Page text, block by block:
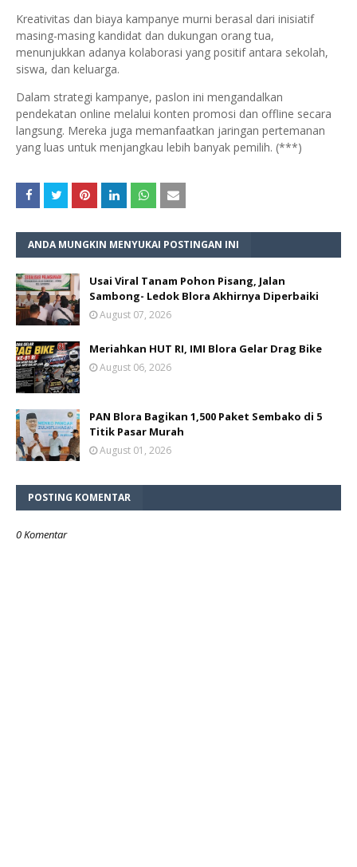
Kreativitas dan biaya kampanye murni berasal dari inisiatif
masing-masing kandidat dan dukungan orang tua,
menunjukkan adanya kolaborasi yang positif antara sekolah,
siswa, dan keluarga.
Dalam strategi kampanye, paslon ini mengandalkan
pendekatan online melalui konten promosi dan offline secara
langsung. Mereka juga memanfaatkan jaringan pertemanan
yang luas untuk menjangkau lebih banyak pemilih. (***)
ANDA MUNGKIN MENYUKAI POSTINGAN INI
Usai Viral Tanam Pohon Pisang, Jalan
Sambong- Ledok Blora Akhirnya Diperbaiki
August 07, 2026
Meriahkan HUT RI, IMI Blora Gelar Drag Bike
August 06, 2026
PAN Blora Bagikan 1,500 Paket Sembako di 5
Titik Pasar Murah
August 01, 2026
POSTING KOMENTAR
0 Komentar